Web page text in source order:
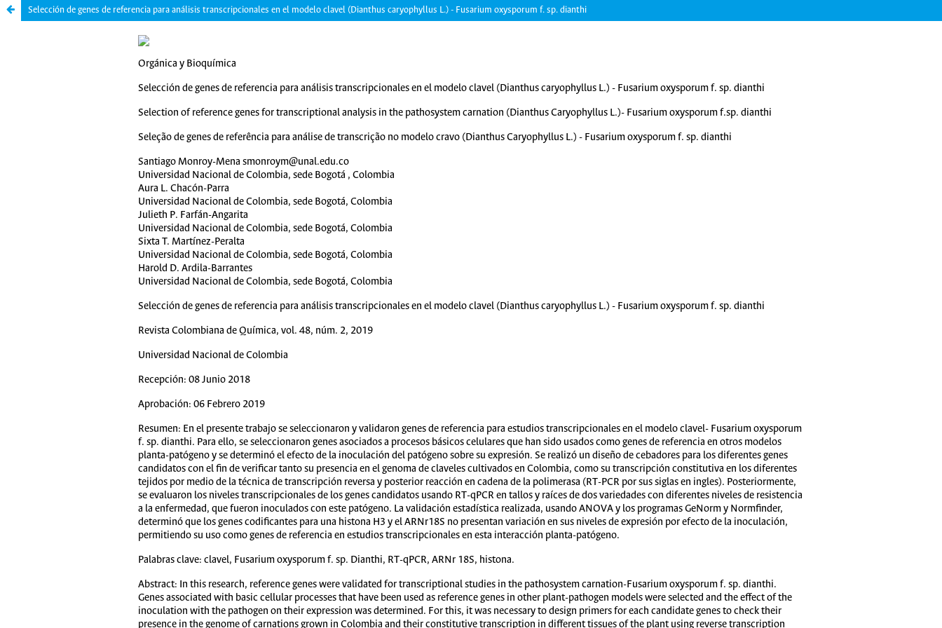
Selección de genes de referencia para análisis transcripcionales en el modelo clavel (Dianthus caryophyllus L.) - Fusarium oxysporum f. sp. dianthi